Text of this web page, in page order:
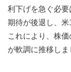
利下げを急ぐ必
期待が後退し、米
これにより、株
が軟調に推移しま